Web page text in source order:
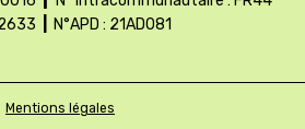
N°APD : 21AD081
Mentions légales